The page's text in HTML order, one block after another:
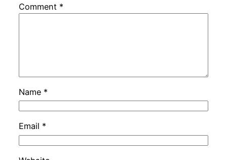
Comment *
Name *
Email *